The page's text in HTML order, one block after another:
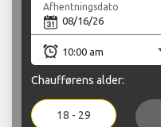
Afhentningsdato
Chaufførens alder:
18 - 29